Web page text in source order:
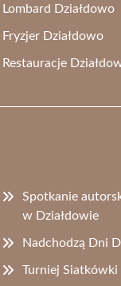
Lombard Działdowo
Fryzjer Działdowo
Restauracje
Spotkanie
w Działdowie
Nadchodzą Dni
Turniej